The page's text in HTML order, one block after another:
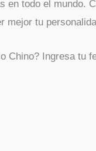
en todo el mundo.
mejor tu
Chino? Ingresa tu